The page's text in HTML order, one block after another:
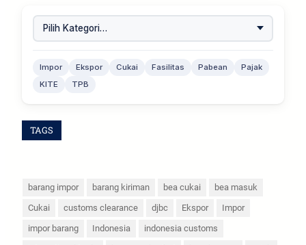
Impor Ekspor Cukai Fasilitas Pabean
Pajak
KITE
TPB
TAGS
barang impor barang kiriman bea cukai
bea masuk
Cukai
customs clearance djbc Ekspor
Impor
impor barang
Indonesia
indonesia customs